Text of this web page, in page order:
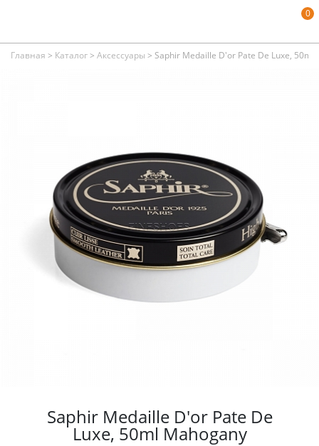
0
Главная > Каталог> Аксессуары > Saphir Medaille D'or Pate De Luxe, 50ml
Saphir Medaille D'or Pate De
Luxe, 50ml Mahogany